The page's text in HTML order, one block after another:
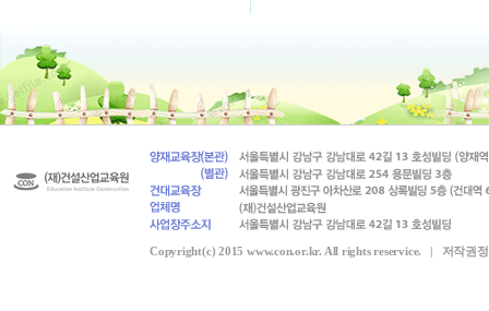
Copyright(c) 2015 www.con.or.kr. All rights reservice. | 저작권